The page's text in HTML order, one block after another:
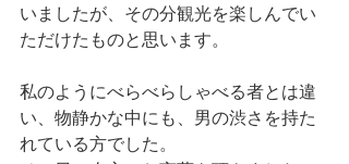
いましたが、その分観光を楽しんでい
ただけたものと思います。
私のようにべらべらしゃべる者とは違
い、物静かな中にも、男の渋さを持た
れている方でした。